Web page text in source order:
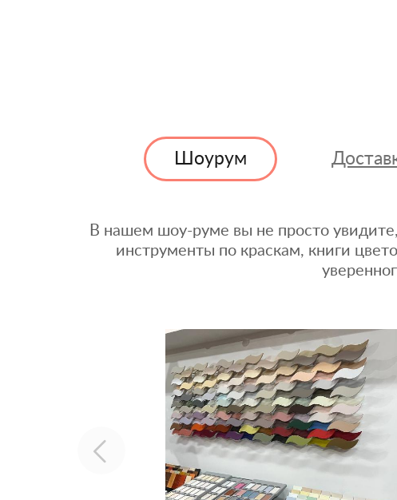
Шоурум
В нашем шоу-руме вы не просто
инструменты по краскам, книги